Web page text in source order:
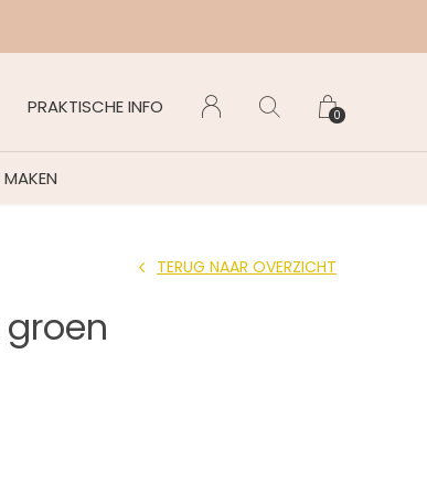
PRAKTISCHE INFO 0
TERUG NAAR OVERZICHT